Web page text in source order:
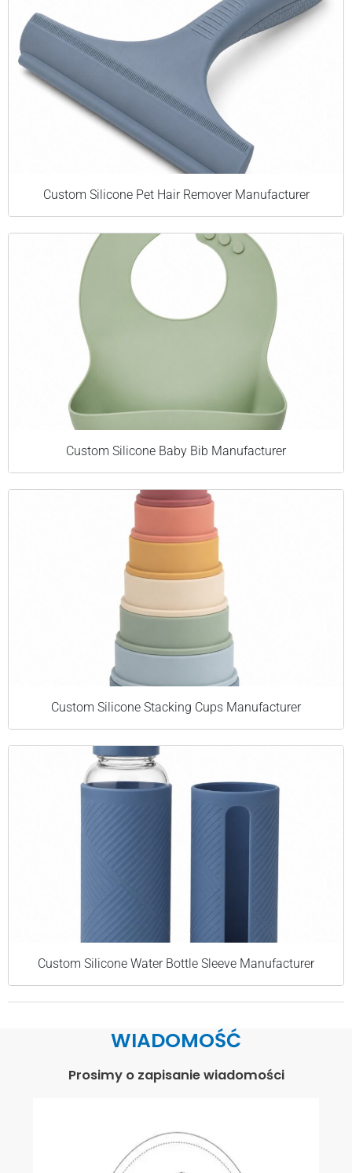
Custom Silicone Pet Hair Remover Manufacturer
Custom Silicone Baby Bib Manufacturer
Custom Silicone Stacking Cups Manufacturer
Custom Silicone Water Bottle Sleeve Manufacturer
WIADOMOŚĆ
Prosimy o zapisanie wiadomości